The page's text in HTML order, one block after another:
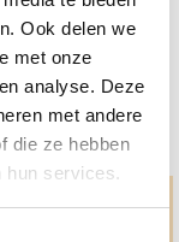
Ook delen we
met onze
analyse. Deze
met andere
die ze hebben
hun services.